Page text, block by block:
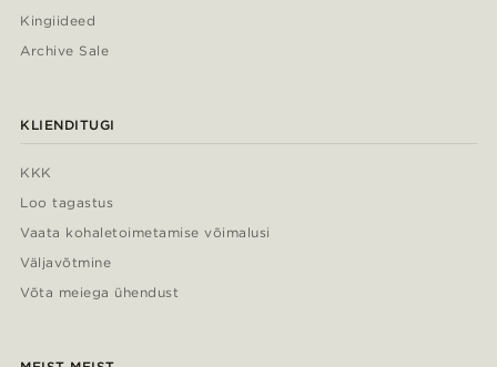
Kingiideed
Archive Sale
KLIENDITUGI
KKK
Loo tagastus
Vaata kohaletoimetamise võimalusi
Väljavõtmine
Võta meiega ühendust